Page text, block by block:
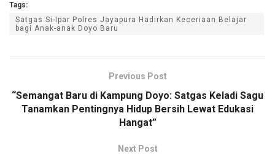
Tags:
Satgas Si-Ipar Polres Jayapura Hadirkan Keceriaan Belajar
bagi Anak-anak Doyo Baru
Previous Post
“Semangat Baru di Kampung Doyo: Satgas Keladi Sagu
Tanamkan Pentingnya Hidup Bersih Lewat Edukasi
Hangat”
Next Post